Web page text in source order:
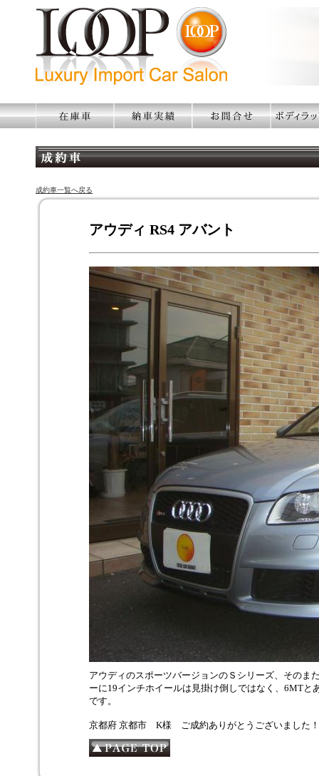
成約車一覧へ戻る
アウディ RS4 アバント
アウディのスポーツバージョンのＳシリーズ、そのま
ーに19インチホイールは見掛け倒しではなく、6MT
です。
京都府 京都市 K様 ご成約ありがとうございました！